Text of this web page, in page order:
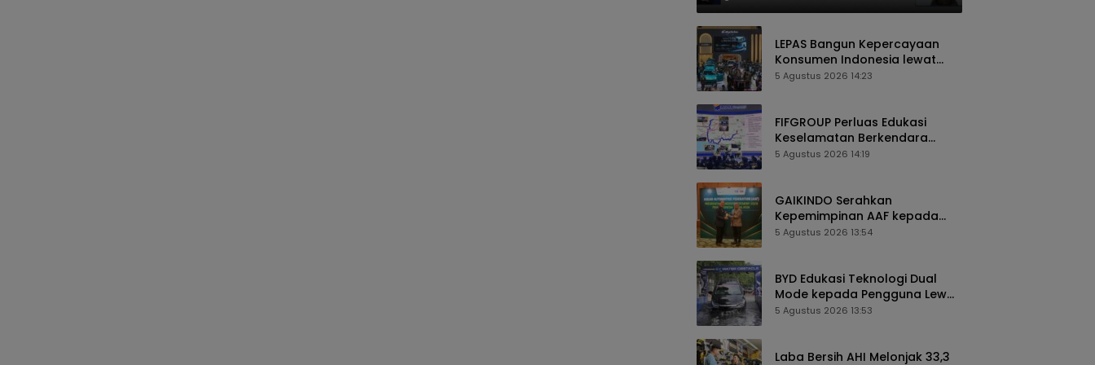
LEPAS Bangun Kepercayaan
Konsumen Indonesia lewat
Pengalaman Berkendara
5 Agustus 2026 14:23
FIFGROUP Perluas Edukasi
Keselamatan Berkendara
Lewat Program FABL di GIIAS
5 Agustus 2026 14:19
GAIKINDO Serahkan
Kepemimpinan AAF kepada
Malaysia, Perkuat Kolaborasi
5 Agustus 2026 13:54
BYD Edukasi Teknologi Dual
Mode kepada Pengguna Lewat
Komunitas BEYOND di GIIAS
5 Agustus 2026 13:53
Laba Bersih AHI Melonjak 33,3